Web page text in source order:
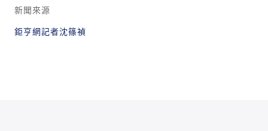
新聞來源
鉅亨網記者沈篠禎